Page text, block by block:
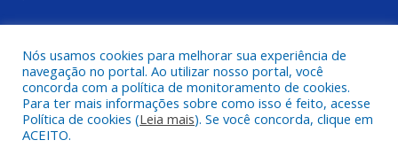
Todos os direitos reservados a Câmara Municipal de Alenquer.
Nós usamos cookies para melhorar sua experiência de
navegação no portal. Ao utilizar nosso portal, você
concorda com a política de monitoramento de cookies.
Para ter mais informações sobre como isso é feito, acesse
Política de cookies (Leia mais). Se você concorda, clique em
ACEITO.